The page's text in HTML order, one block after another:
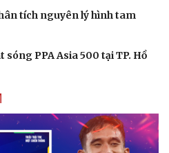
tích nguyên lý hình tam
sóng PPA Asia 500 tại TP. Hồ